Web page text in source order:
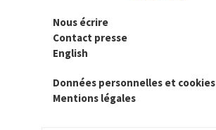
Nous écrire
Contact presse
English
Données personnelles et cookies
Mentions légales